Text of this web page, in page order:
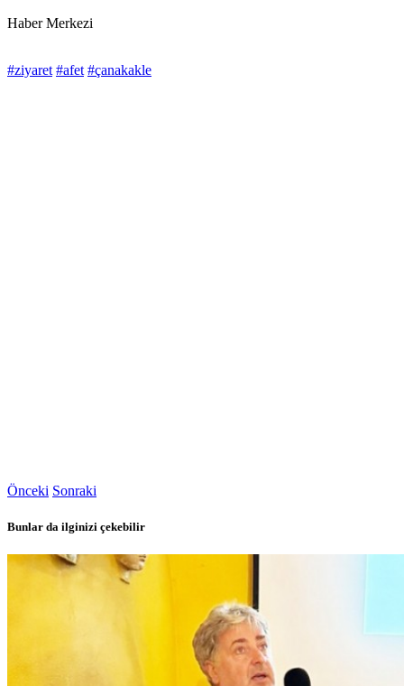
Haber Merkezi
#ziyaret #afet #çanakakle
Önceki Sonraki
Bunlar da ilginizi çekebilir